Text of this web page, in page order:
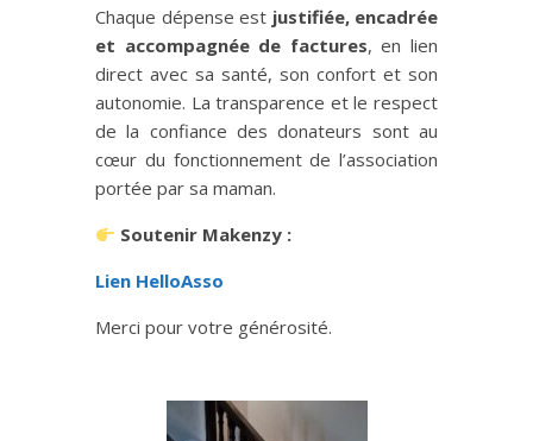
Chaque dépense est justifiée, encadrée
et accompagnée de factures, en lien
direct avec sa santé, son confort et son
autonomie. La transparence et le respect
de la confiance des donateurs sont au
cœur du fonctionnement de l’association
portée par sa maman.
Soutenir Makenzy :
Lien HelloAsso
Merci pour votre générosité.